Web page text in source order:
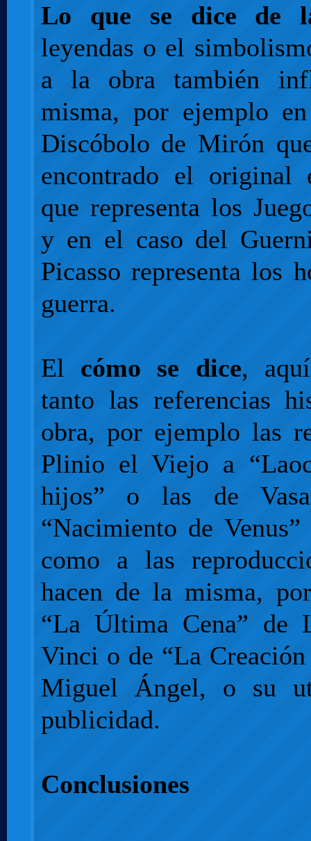
Lo que se dice de
leyendas o el
a la obra también
misma, por ejemplo
Discóbolo de Mirón
encontrado el original
que representa los
y en el caso del
Picasso representa los
guerra.
El cómo se dice,
tanto las referencias
obra, por ejemplo las
Plinio el Viejo a
hijos” o las de
“Nacimiento de
como a las
hacen de la misma,
“La Última Cena” de
Vinci o de “La Creación
Miguel Ángel, o su
publicidad.
Conclusiones